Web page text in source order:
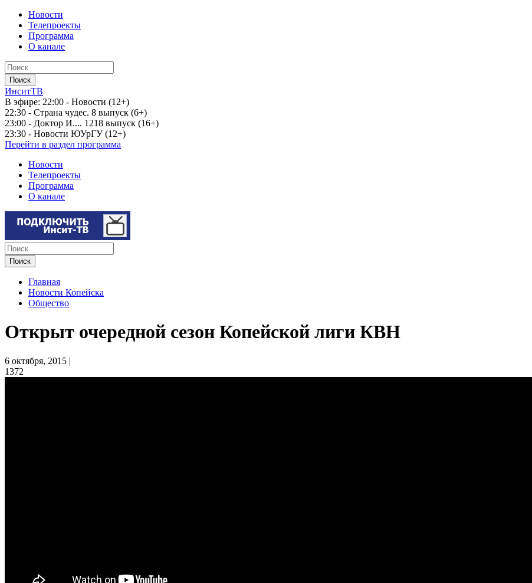
Новости
Телепроекты
Программа
О канале
ИнситТВ
В эфире: 22:00 - Новости (12+)
22:30 - Страна чудес. 8 выпуск (6+)
23:00 - Доктор И.... 1218 выпуск (16+)
23:30 - Новости ЮУрГУ (12+)
Перейти в раздел программа
Новости
Телепроекты
Программа
О канале
Главная
Новости Копейска
Общество
Открыт очередной сезон Копейской лиги КВН
6 октября, 2015 |
1372